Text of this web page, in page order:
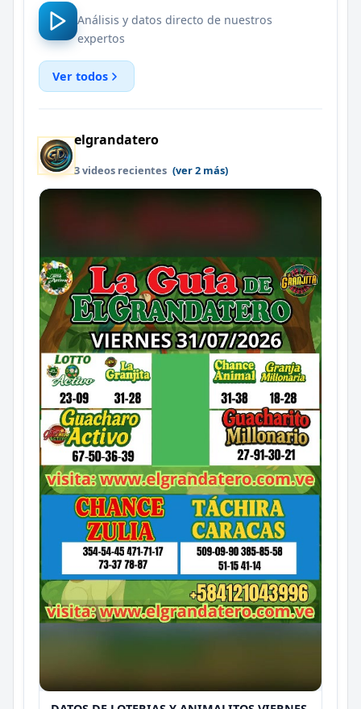
Análisis y datos directo de nuestros
expertos
Ver todos
elgrandatero
3 videos recientes (ver 2 más)